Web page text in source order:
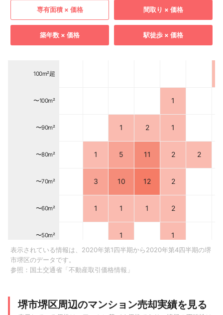
専有面積 × 価格 間取り × 価格
築年数 × 価格 駅徒歩 × 価格
100m²超
〜100m² 1
〜90m² 1 2 1
〜80m² 1 5 11 2 2
〜70m² 3 10 12 2
〜60m² 1 1 1 2
〜50m² 1 1
〜40m²
表示されている情報は、2020年第1四半期から2020年第4四半期の堺
市堺区のデータです。
参照： 国土交通省「不動産取引価格情報」
堺市堺区周辺のマンション売却実績を見る